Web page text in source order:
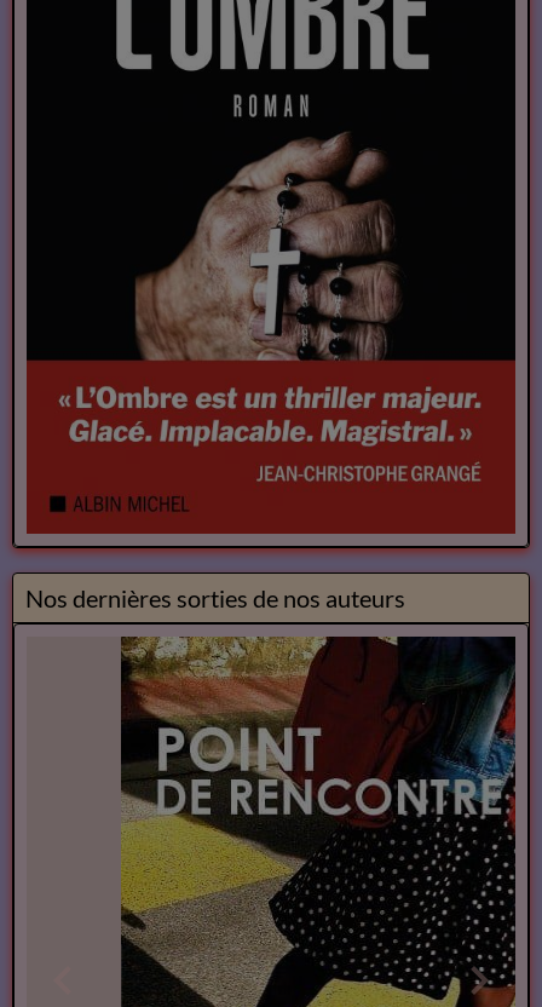
Nos dernières sorties de nos auteurs